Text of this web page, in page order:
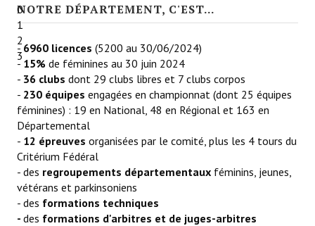
Décisions de la sportive
Responsables des compétitions
Les épreuves par équipes
Championnat par Équipes
Championnat du dimanche matin
Championnat des Jeunes
Coupe des Hauts-de-Seine
0
1
2
3
NOTRE DÉPARTEMENT, C'EST...
-6960 licences (5200 au 30/06/2024)
-15% de féminines au 30 juin 2024
- 36 clubs dont 29 clubs libres et 7 clubs corpos
- 230 équipes engagées en championnat (dont 25 équipes
féminines) : 19 en National, 48 en Régional et 163 en
Départemental
- 12 épreuves organisées par le comité, plus les 4 tours du
Critérium Fédéral
- des regroupements départementaux féminins, jeunes,
vétérans et parkinsoniens
- des formations techniques
- des formations d'arbitres et de juges-arbitres